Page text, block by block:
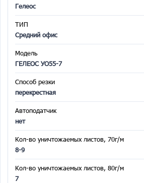
Гелеос
ТИП
Средний офис
Модель
ГЕЛЕОС УО55-7
Способ резки
перекрестная
Автоподатчик
нет
Кол-во уничтожаемых листов, 70г/м
8-9
Кол-во уничтожаемых листов, 80г/м
7